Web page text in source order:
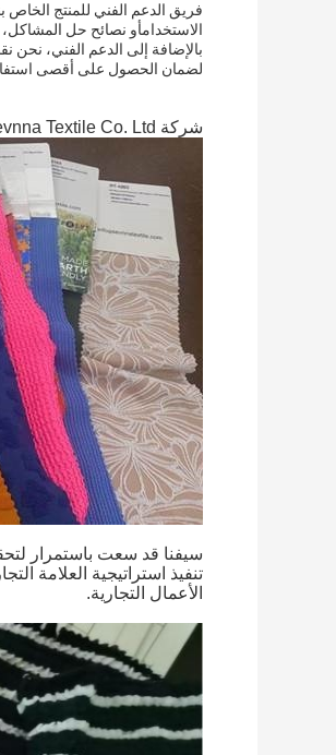
فريق الدعم الفني للمنتج
الاستخدامأو نصائح حل المشاكل،
بالإضافة إلى الدعم الفني، نحن
لضمان الحصول على أقصى
شركة Sevnna Textile Co. Ltd هي شركة مصنعة نسيج محترفة تأسست في عام 2012.
سيفنا قد سعت باستمرار
تنفيذ استراتيجية العلامة
الأعمال التجارية.